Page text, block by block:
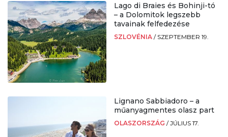
Lago di Braies és Bohinji-tó
– a Dolomitok legszebb
tavainak felfedezése
SZLOVÉNIA / SZEPTEMBER 19.
Lignano Sabbiadoro – a
műanyagmentes olasz part
OLASZORSZÁG /JÚLIUS 17.